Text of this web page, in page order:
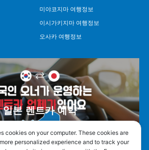
미야코지마 여행정보
이시가키지마 여행정보
오사카 여행정보
일본 렌트카 예약
cookies on your computer. These cookies are
personalized experience and to track your